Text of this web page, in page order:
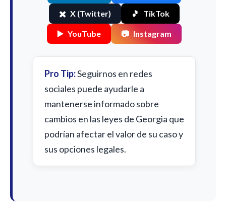
✖️ X (Twitter) 🎵 TikTok
▶️ YouTube 📷 Instagram
Pro Tip:Seguirnos en redes
sociales puede ayudarle a
mantenerse informado sobre
cambios en las leyes de Georgia que
podrían afectar el valor de su caso y
sus opciones legales.